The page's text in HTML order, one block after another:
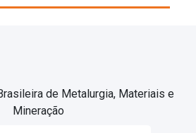
de Metalurgia, Materiais e
Mineração